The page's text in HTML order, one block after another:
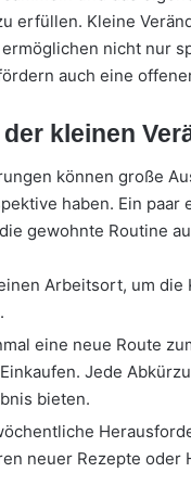
erfüllen. Kleine
nicht nur
auch eine
kleinen
können große
haben. Ein paar
gewohnte Routine
Arbeitsort, um die
eine neue Route
Jede
bieten.
neuer Rezepte oder